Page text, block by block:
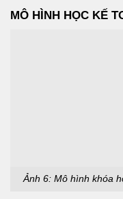
MÔ HÌNH HỌC KẾ
Ảnh 6: Mô hình khóa